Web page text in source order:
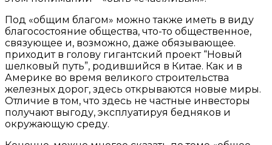
Под «общим благом» можно также иметь в виду
благосостояние общества, что-то общественное,
связующее и, возможно, даже обязывающее.
приходит в голову гигантский проект “Новый
шелковый путь”, родившийся в Китае. Как и в
Америке во время великого строительства
железных дорог, здесь открываются новые миры.
Отличие в том, что здесь не частные инвесторы
получают выгоду, эксплуатируя бедняков и
окружающую среду.